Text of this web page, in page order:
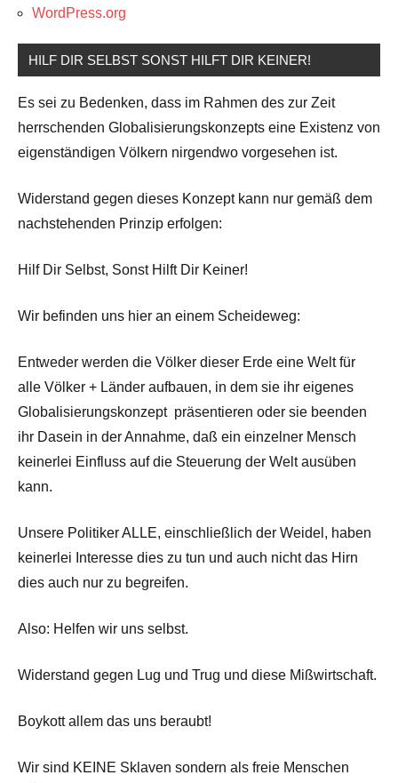
WordPress.org
HILF DIR SELBST SONST HILFT DIR KEINER!
Es sei zu Bedenken, dass im Rahmen des zur Zeit
herrschenden Globalisierungskonzepts eine Existenz von
eigenständigen Völkern nirgendwo vorgesehen ist.
Widerstand gegen dieses Konzept kann nur gemäß dem
nachstehenden Prinzip erfolgen:
Hilf Dir Selbst, Sonst Hilft Dir Keiner!
Wir befinden uns hier an einem Scheideweg:
Entweder werden die Völker dieser Erde eine Welt für
alle Völker + Länder aufbauen, in dem sie ihr eigenes
Globalisierungskonzept präsentieren oder sie beenden
ihr Dasein in der Annahme, daß ein einzelner Mensch
keinerlei Einfluss auf die Steuerung der Welt ausüben
kann.
Unsere Politiker ALLE, einschließlich der Weidel, haben
keinerlei Interesse dies zu tun und auch nicht das Hirn
dies auch nur zu begreifen.
Also: Helfen wir uns selbst.
Widerstand gegen Lug und Trug und diese Mißwirtschaft.
Boykott allem das uns beraubt!
Wir sind KEINE Sklaven sondern als freie Menschen